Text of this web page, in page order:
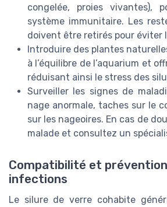
congelée, proies vivantes),
système immunitaire. Les
doivent être retirés pour éviter
Introduire des plantes
à l’équilibre de l’aquarium et
réduisant ainsi le stress des
Surveiller les signes de
nage anormale, taches sur le
sur les nageoires. En cas de
malade et consultez un
Compatibilité et
infections
Le silure de verre cohabite